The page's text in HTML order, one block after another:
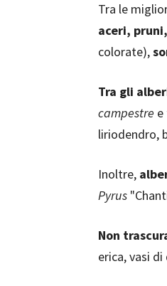
Tra le
aceri,
colorate),
Tra gli
campestre
liriodendro,
Inoltre,
Pyrus
Non
erica, vasi